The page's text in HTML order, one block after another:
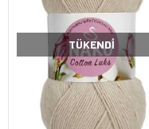
TÜKENDI